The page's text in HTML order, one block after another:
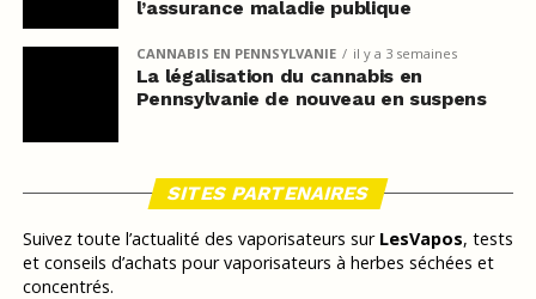
l’assurance maladie publique
CANNABIS EN PENNSYLVANIE il y a 3 semaines
La légalisation du cannabis en
Pennsylvanie de nouveau en suspens
SITES PARTENAIRES
Suivez toute l’actualité des vaporisateurs sur LesVapos, tests
et conseils d’achats pour vaporisateurs à herbes séchées et
concentrés.